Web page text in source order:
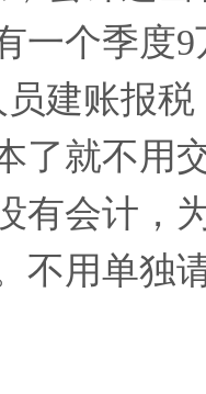
一个季度
建账报
了就不用
有会计，
不用单独